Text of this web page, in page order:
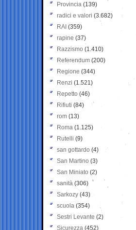
Provincia (139)
radici e valori (3.682)
RAI (359)
rapine (37)
Razzismo (1.410)
Referendum (200)
Regione (344)
Renzi (1.521)
Repetto (46)
Rifiuti (84)
rom (13)
Roma (1.125)
Rutelli (9)
san gottardo (4)
San Martino (3)
San Miniato (2)
sanità (306)
Sarkozy (43)
scuola (354)
Sestri Levante (2)
Sicurezza (452)